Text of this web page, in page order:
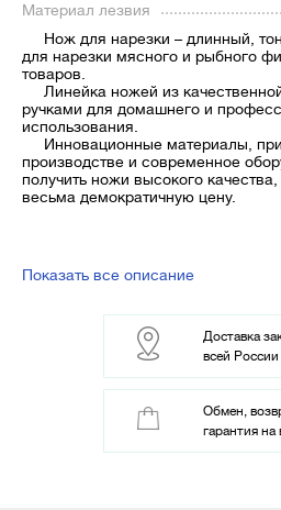
Материал лезвия
Нож для нарезки – длинный,
для нарезки мясного и рыбного
товаров.
Линейка ножей из
ручками для домашнего и
использования.
Инновационные материалы,
производстве и современное
получить ножи высокого
весьма демократичную цену.
Показать все описание
Доставка
всей России
Обмен,
гарантия на